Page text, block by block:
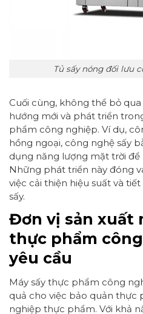
Tủ sấy nóng đối lưu
Cuối cùng, không thể bỏ
hướng mới và phát triển
phẩm công nghiệp. Ví dụ,
hồng ngoại, công nghệ sấy
dụng năng lượng mặt trời
Những phát triển này đóng
việc cải thiện hiệu suất và
sấy.
Đơn vị sản xuất
thực phẩm
yêu cầu
Máy sấy thực phẩm công
quả cho việc bảo quản
nghiệp thực phẩm. Với khả